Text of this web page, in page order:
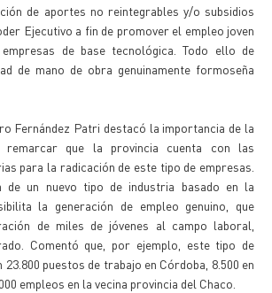
de aportes no reintegrables y/o subsidios
Ejecutivo a fin de promover el empleo joven
de base tecnológica. Todo ello de
de mano de obra genuinamente formoseña
Fernández Patri destacó la importancia de la
remarcar que la provincia cuenta con las
para la radicación de este tipo de empresas.
de un nuevo tipo de industria basado en la
la generación de empleo genuino, que
de miles de jóvenes al campo laboral,
Comentó que, por ejemplo, este tipo de
puestos de trabajo en Córdoba, 8.500 en
empleos en la vecina provincia del Chaco.